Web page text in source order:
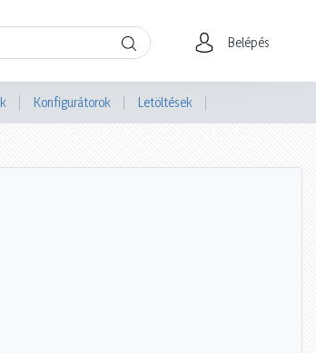
Belépés
Konfigurátorok Letöltések